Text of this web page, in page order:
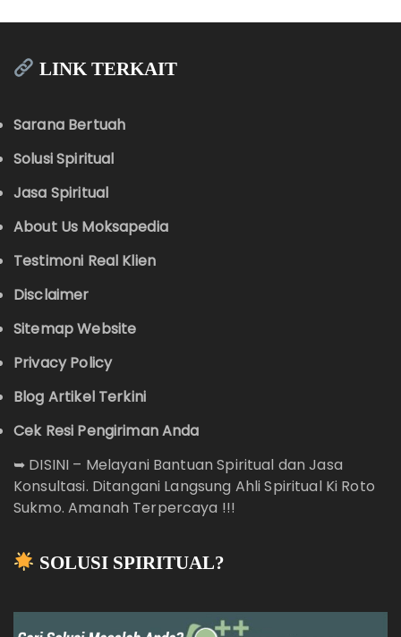
LINK TERKAIT
Sarana Bertuah
Solusi Spiritual
Jasa Spiritual
About Us Moksapedia
Testimoni Real Klien
Disclaimer
Sitemap Website
Privacy Policy
Blog Artikel Terkini
Cek Resi Pengiriman Anda
➥ DISINI – Melayani Bantuan Spiritual dan Jasa
Konsultasi. Ditangani Langsung Ahli Spiritual Ki Roto
Sukmo. Amanah Terpercaya !!!
SOLUSI SPIRITUAL?